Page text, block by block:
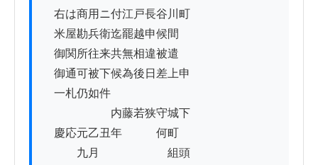
右は商用ニ付江戸長谷川町
米屋勘兵衛迄罷越申候間
御関所往来共無相違被遣
御通可被下候為後日差上申
一札仍如件
内藤若狭守城下
慶応元乙丑年　　　何町
九月　　　　　　組頭